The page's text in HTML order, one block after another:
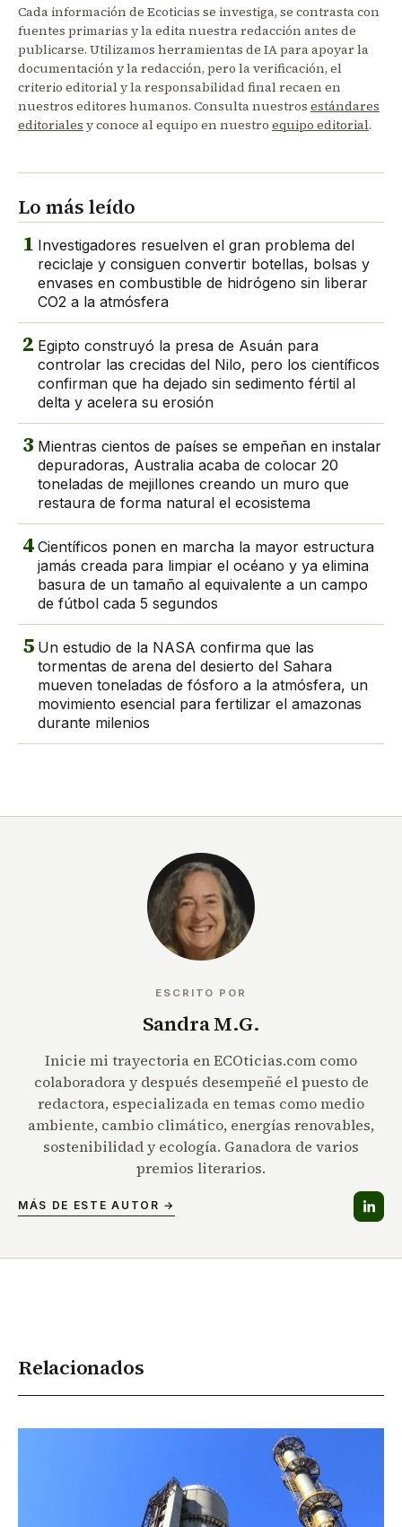
Cada información de Ecoticias se investiga, se contrasta con
fuentes primarias y la edita nuestra redacción antes de
publicarse. Utilizamos herramientas de IA para apoyar la
documentación y la redacción, pero la verificación, el
criterio editorial y la responsabilidad final recaen en
nuestros editores humanos. Consulta nuestros estándares
editoriales y conoce al equipo en nuestro equipo editorial.
Lo más leído
1 Investigadores resuelven el gran problema del
reciclaje y consiguen convertir botellas, bolsas y
envases en combustible de hidrógeno sin liberar
CO2 a la atmósfera
2 Egipto construyó la presa de Asuán para
controlar las crecidas del Nilo, pero los científicos
confirman que ha dejado sin sedimento fértil al
delta y acelera su erosión
3 Mientras cientos de países se empeñan en instalar
depuradoras, Australia acaba de colocar 20
toneladas de mejillones creando un muro que
restaura de forma natural el ecosistema
4 Científicos ponen en marcha la mayor estructura
jamás creada para limpiar el océano y ya elimina
basura de un tamaño al equivalente a un campo
de fútbol cada 5 segundos
5 Un estudio de la NASA confirma que las
tormentas de arena del desierto del Sahara
mueven toneladas de fósforo a la atmósfera, un
movimiento esencial para fertilizar el amazonas
durante milenios
ESCRITO POR
Sandra M.G.
Inicie mi trayectoria en ECOticias.com como
colaboradora y después desempeñé el puesto de
redactora, especializada en temas como medio
ambiente, cambio climático, energías renovables,
sostenibilidad y ecología. Ganadora de varios
premios literarios.
MÁS DE ESTE AUTOR →
Relacionados